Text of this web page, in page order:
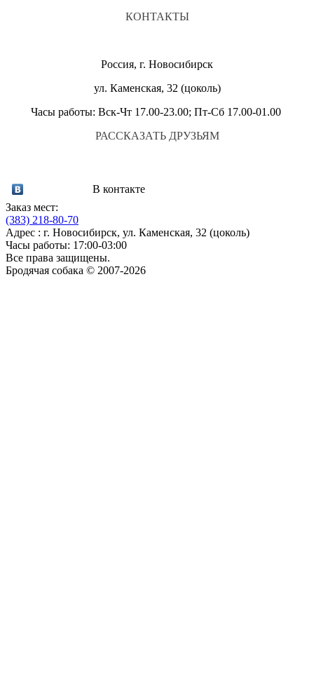
КОНТАКТЫ
Россия, г. Новосибирск
ул. Каменская, 32 (цоколь)
Часы работы: Вск-Чт 17.00-23.00; Пт-Сб 17.00-01.00
РАССКАЗАТЬ ДРУЗЬЯМ
В контакте
Заказ мест:
(383) 218-80-70
Адрес : г. Новосибирск, ул. Каменская, 32 (цоколь)
Часы работы: 17:00-03:00
Все права защищены.
Бродячая собака © 2007-2026